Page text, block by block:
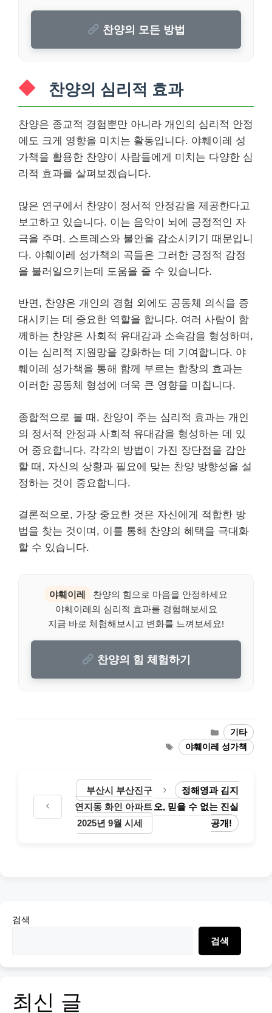
찬양의 모든 방법
찬양의 심리적 효과
찬양은 종교적 경험뿐만 아니라 개인의 심리적 안정
에도 크게 영향을 미치는 활동입니다. 야훼이레 성
가책을 활용한 찬양이 사람들에게 미치는 다양한 심
리적 효과를 살펴보겠습니다.
많은 연구에서 찬양이 정서적 안정감을 제공한다고
보고하고 있습니다. 이는 음악이 뇌에 긍정적인 자
극을 주며, 스트레스와 불안을 감소시키기 때문입니
다. 야훼이레 성가책의 곡들은 그러한 긍정적 감정
을 불러일으키는데 도움을 줄 수 있습니다.
반면, 찬양은 개인의 경험 외에도 공동체 의식을 증
대시키는 데 중요한 역할을 합니다. 여러 사람이 함
께하는 찬양은 사회적 유대감과 소속감을 형성하며,
이는 심리적 지원망을 강화하는 데 기여합니다. 야
훼이레 성가책을 통해 함께 부르는 합창의 효과는
이러한 공동체 형성에 더욱 큰 영향을 미칩니다.
종합적으로 볼 때, 찬양이 주는 심리적 효과는 개인
의 정서적 안정과 사회적 유대감을 형성하는 데 있
어 중요합니다. 각각의 방법이 가진 장단점을 감안
할 때, 자신의 상황과 필요에 맞는 찬양 방향성을 설
정하는 것이 중요합니다.
결론적으로, 가장 중요한 것은 자신에게 적합한 방
법을 찾는 것이며, 이를 통해 찬양의 혜택을 극대화
할 수 있습니다.
야훼이레
찬양의 힘으로 마음을 안정하세요
야훼이레의 심리적 효과를 경험해보세요
지금 바로 체험해보시고 변화를 느껴보세요!
찬양의 힘 체험하기
Categories
기타
Tags야훼이레 성가책
부산시 부산진구
연지동 화인 아파트
2025년 9월 시세
정해영과 김지
오, 믿을 수 없는 진실
공개!
검색
검색
최신 글